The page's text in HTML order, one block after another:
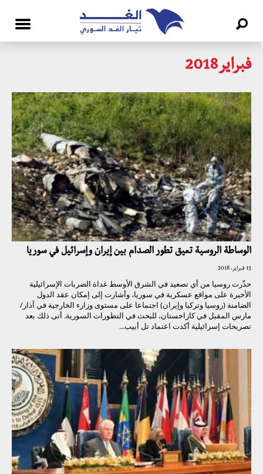
فبراير2018
الوساطة الروسية تعيق تطور الصدام بين إيران وإسرائيل في سوريا
13 فبراير، 2018
حذّرت روسيا من أي تصعيد في الشرق الأوسط غداة الضربات الإسرائيلية
الأخيرة على مواقع عسكرية في سوريا، وأشارت إلى إمكان عقد الدول
الضامنة (روسيا وتركيا وإيران) اجتماعا على مستوى وزارء الخارجية في آذار/
مارس المقبل في كازاخستان، للبحث في التطورات السورية. أتى ذلك بعد
تصريحات إسرائيلية أكدت اعتماد تل أبيب...